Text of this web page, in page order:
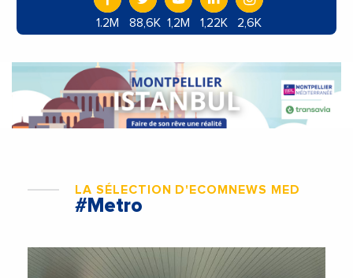
1.2M 88,6K 1,2M 1,22K 2,6K
LA SÉLECTION D'ECOMNEWS MED
#Metro